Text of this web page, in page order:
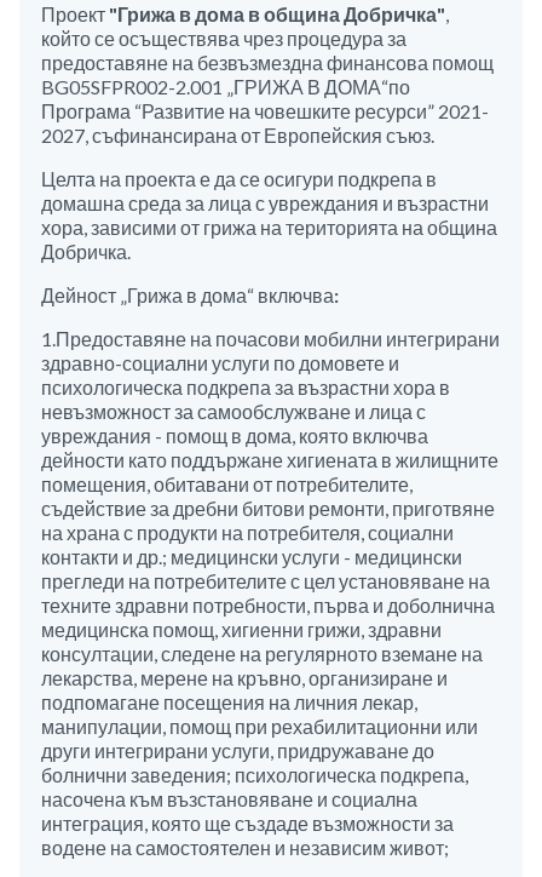
Проект "Грижа в дома в община Добричка"
който се осъществява чрез процедура за
предоставяне на безвъзмездна финансова помощ
BG05SFPR002-2.001 „ГРИЖА В ДОМА“по
Програма “Развитие на човешките ресурси” 2021-
2027, съфинансирана от Европейския съюз.
Целта на проекта е да се осигури подкрепа в
домашна среда за лица с увреждания и възрастни
хора, зависими от грижа на територията на община
Добричка.
Дейност „Грижа в дома“ включва:
1.Предоставяне на почасови мобилни интегрирани
здравно-социални услуги по домовете и
психологическа подкрепа за възрастни хора в
невъзможност за самообслужване и лица с
увреждания - помощ в дома, която включва
дейности като поддържане хигиената в жилищните
помещения, обитавани от потребителите,
съдействие за дребни битови ремонти, приготвяне
на храна с продукти на потребителя, социални
контакти и др.; медицински услуги - медицински
прегледи на потребителите с цел установяване на
техните здравни потребности, първа и доболнична
медицинска помощ, хигиенни грижи, здравни
консултации, следене на регулярното вземане на
лекарства, мерене на кръвно, организиране и
подпомагане посещения на личния лекар,
манипулации, помощ при рехабилитационни или
други интегрирани услуги, придружаване до
болнични заведения; психологическа подкрепа,
насочена към възстановяване и социална
интеграция, която ще създаде възможности за
водене на самостоятелен и независим живот;